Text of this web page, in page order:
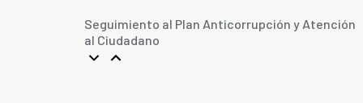
Seguimiento al Plan Anticorrupción y Atención
al Ciudadano